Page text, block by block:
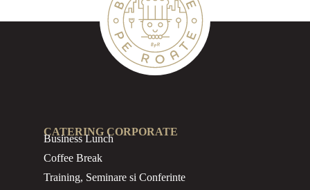
CATERING CORPORATE
BusinessLunch
Coffee Break
Training, Seminare si Conferinte